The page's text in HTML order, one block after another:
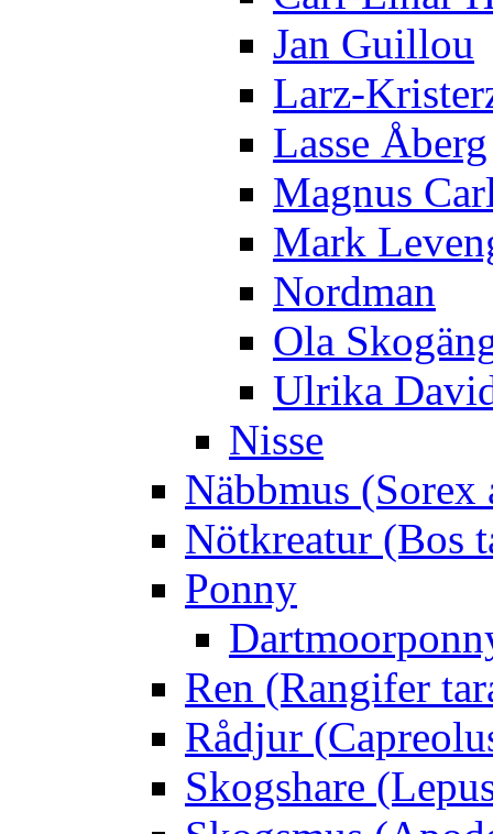
Jan Guillou
Larz-
Lasse Åberg
Magnus
Mark
Nordman
Ola
Ulrika
Nisse
Näbbmus (Sorex
Nötkreatur (Bos
Ponny
Ren (Rangifer
Rådjur
Skogshare